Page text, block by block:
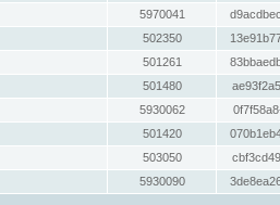
5970041
502350
501261
501480
5930062
501420
503050
5930090